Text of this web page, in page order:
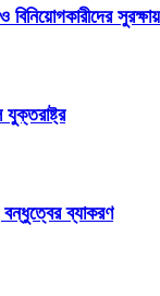
ও বিনিয়োগকারীদের
ব্যাকরণ